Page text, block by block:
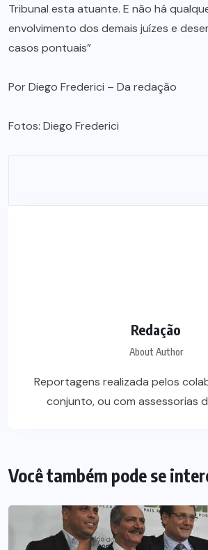
Tribunal esta atuante. E não há
envolvimento dos demais juízes e
casos pontuais”
Por Diego Frederici – Da redação
Fotos: Diego Frederici
Redação
About Author
Reportagens realizada pelos
conjunto, ou com assessorias
Você também pode se